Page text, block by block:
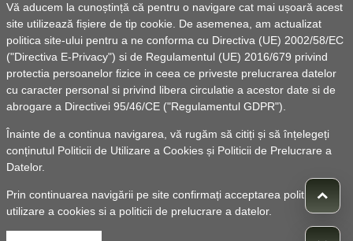
Vă aducem la cunoștință că pentru o navigare cat mai ușoară acest
site utilizează fișiere de tip cookie. De asemenea, am actualizat
politica site-ului pentru a ne conforma cu Directiva (UE) 2002/58/EC
("Directiva E-Privacy") si de Regulamentul (UE) 2016/679 privind
protectia persoanelor fizice in ceea ce priveste prelucrarea datelor
cu caracter personal si privind libera circulatie a acestor date si de
abrogare a Directivei 95/46/CE ("Regulamentul GDPR").
Înainte de a continua navigarea, vă rugăm să citiți și să înțelegeți
conținutul Politicii de Utilizare a Cookies și Politicii de Prelucrare a
Datelor.
Prin continuarea navigării pe site confirmați acceptarea politicii de
utilizare a cookies si a politicii de prelucrare a datelor.
© 2010 -Powered by Pancarpatica Invest Termeni de